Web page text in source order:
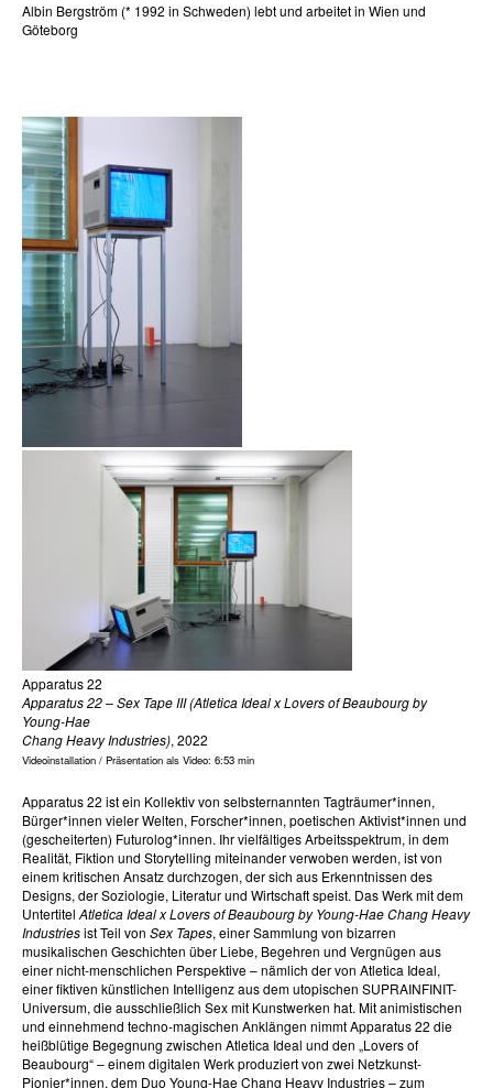
Albin Bergström (* 1992 in Schweden) lebt und arbeitet in Wien und
Göteborg
Apparatus 22
Apparatus 22 – Sex Tape III (Atletica Ideal x Lovers of Beaubourg by
Young-Hae
Chang Heavy Industries), 2022
Videoinstallation / Präsentation als Video: 6:53 min
Apparatus 22 ist ein Kollektiv von selbsternannten Tagträumer*innen,
Bürger*innen vieler Welten, Forscher*innen, poetischen Aktivist*innen und
(gescheiterten) Futurolog*innen. Ihr vielfältiges Arbeitsspektrum, in dem
Realität, Fiktion und Storytelling miteinander verwoben werden, ist von
einem kritischen Ansatz durchzogen, der sich aus Erkenntnissen des
Designs, der Soziologie, Literatur und Wirtschaft speist. Das Werk mit dem
Untertitel Atletica Ideal x Lovers of Beaubourg by Young-Hae Chang Heavy
Industriesist Teil von Sex Tapes, einer Sammlung von bizarren
musikalischen Geschichten über Liebe, Begehren und Vergnügen aus
einer nicht-menschlichen Perspektive – nämlich der von Atletica Ideal,
einer fiktiven künstlichen Intelligenz aus dem utopischen SUPRAINFINIT-
Universum, die ausschließlich Sex mit Kunstwerken hat. Mit animistischen
und einnehmend techno-magischen Anklängen nimmt Apparatus 22 die
heißblütige Begegnung zwischen Atletica Ideal und den „Lovers of
Beaubourg“ – einem digitalen Werk produziert von zwei Netzkunst-
Pionier*innen, dem Duo Young-Hae Chang Heavy Industries – zum